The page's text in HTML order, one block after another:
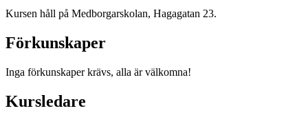
Kursen håll på Medborgarskolan, Hagagatan 23.
Förkunskaper
Inga förkunskaper krävs, alla är välkomna!
Kursledare